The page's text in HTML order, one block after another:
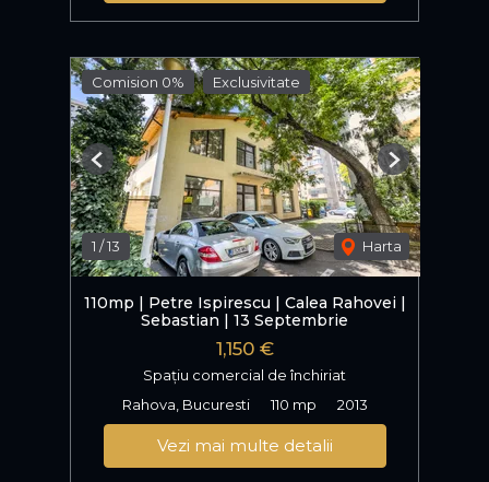
Comision 0% Exclusivitate
1 /13 Harta
Previous Next
110mp | Petre Ispirescu | Calea Rahovei |
Sebastian | 13 Septembrie
1,150 €
Spațiu comercial de închiriat
Rahova, Bucuresti
110 mp 2013
Vezi mai multe detalii